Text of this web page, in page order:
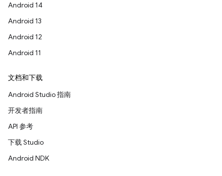
Android 14
Android 13
Android 12
Android 11
文档和下载
Android Studio 指南
开发者指南
API 参考
下载 Studio
Android NDK